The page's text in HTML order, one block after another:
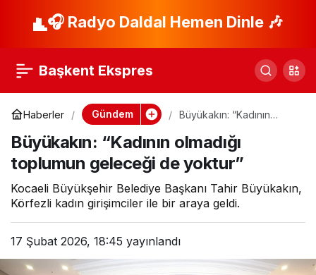
🎧 Radyo Daldal Hemen Dinle 🎶
Başkent Ekspres
Haberler Gündem
Büyükakın: “Kadının
geleceği de yoktur”
Büyükakın: “Kadının olmadığı
toplumun geleceği de yoktur”
Kocaeli Büyükşehir Belediye Başkanı Tahir Büyükakın,
Körfezli kadın girişimciler ile bir araya geldi.
17 Şubat 2026, 18:45 yayınlandı
Didim Belediyesi Can
Üretiminde
Kapasiteyi Artırdı
Paylaş